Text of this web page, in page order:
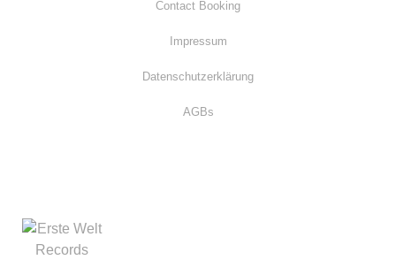
Contact Booking
Impressum
Datenschutzerklärung
AGBs